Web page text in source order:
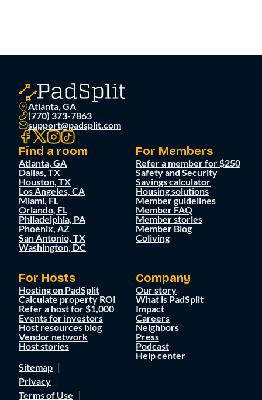
Atlanta, GA
(770) 373-7863
support@padsplit.com
Find a room
Atlanta, GA
Dallas, TX
Houston, TX
Los Angeles, CA
Miami, FL
Orlando, FL
Philadelphia, PA
Phoenix, AZ
San Antonio, TX
Washington, DC
For Members
Refer a member for $250
Safety and Security
Savings calculator
Housing solutions
Member guidelines
Member FAQ
Member stories
Member Blog
Coliving
For Hosts
Hosting on PadSplit
Calculate property ROI
Refer a host for $1,000
Events for investors
Host resources blog
Vendor network
Host stories
Company
Our story
What is PadSplit
Impact
Careers
Neighbors
Press
Podcast
Help center
Sitemap
Privacy
Terms of Use